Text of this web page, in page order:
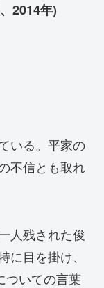
2014年)
いる。平家の
不信とも取れ
人残された俊
目を掛け、
ついての言葉